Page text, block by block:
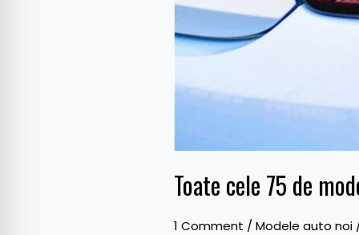
Toate cele 75 de
1 Comment /Modele auto noi